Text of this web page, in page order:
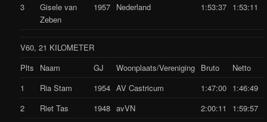
3
Gisele van
Zeben
1957 Nederland 1:53:37 1:53:11
V60, 21 KILOMETER
Plts
Naam GJ Woonplaats/Vereniging Bruto
Netto
1
Ria Stam 1954 AV Castricum 1:47:00 1:46:49
2
Riet Tas 1948 avVN 2:00:11
1:59:57